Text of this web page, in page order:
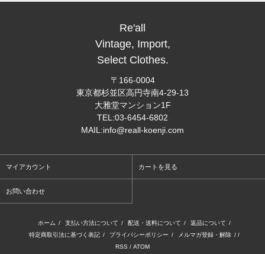
Re'all
Vintage, Import,
Select Clothes.
〒166-0004
東京都杉並区高円寺南4-29-13
大雅堂マンション1F
TEL:03-6454-6802
MAIL:info@reall-koenji.com
マイアカウント カートを見る
お問い合わせ
ホーム / 支払い方法について / 配送・送料について / 返品について /
特定商取引法に基づく表記 / プライバシーポリシー / メルマガ登録・解除 / /
RSS / ATOM